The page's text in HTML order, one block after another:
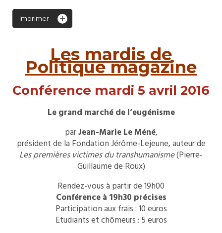
Imprimer
Les mardis de
Politique magazine
Conférence mardi 5 avril 2016
Le grand marché de l’eugénisme
parJean-Marie Le Méné,
président de la Fondation Jérôme-Lejeune, auteur de
Les premières victimes du transhumanisme(Pierre-
Guillaume de Roux)
Rendez-vous à partir de 19h00
Conférence à 19h30 précises
Participation aux frais : 10 euros
Etudiants et chômeurs : 5 euros